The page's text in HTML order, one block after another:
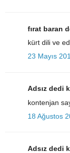
fırat baran
kürt dili ve
23 Mayıs
Adsız dedi
kontenjan
18 Ağustos
Adsız dedi